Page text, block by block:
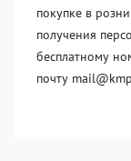
покупке в
получения
бесплатному
почту